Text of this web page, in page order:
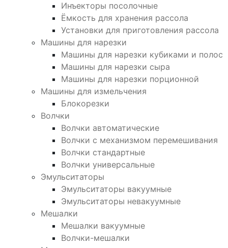
Инъекторы посолочные
Ёмкость для хранения рассола
Установки для приготовления рассола
Машины для нарезки
Машины для нарезки кубиками и полос
Машины для нарезки сыра
Машины для нарезки порционной
Машины для измельчения
Блокорезки
Волчки
Волчки автоматические
Волчки с механизмом перемешивания
Волчки стандартные
Волчки универсальные
Эмульситаторы
Эмульситаторы вакуумные
Эмульситаторы невакуумные
Мешалки
Мешалки вакуумные
Волчки-мешалки